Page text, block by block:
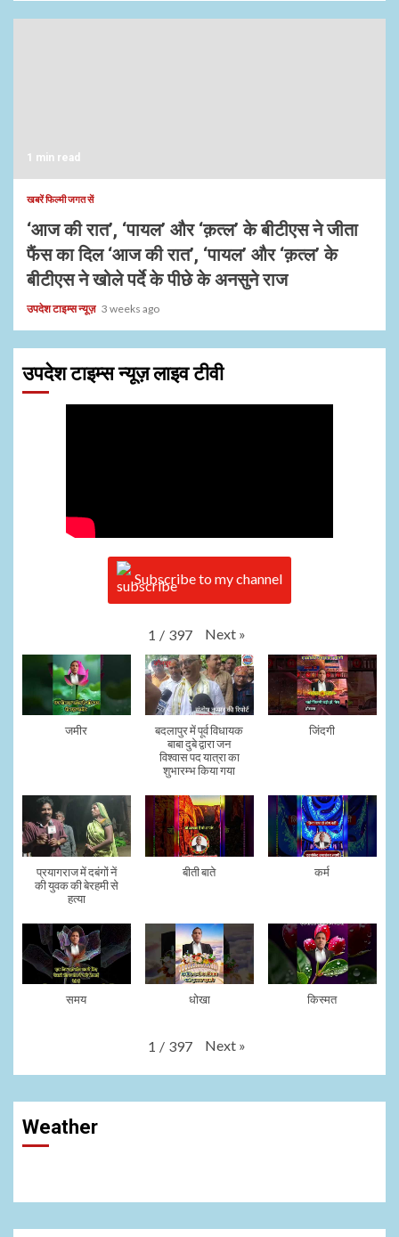
1 min read
खबरें फिल्मी जगत सें
‘आज की रात’, ‘पायल’ और ‘क़त्ल’ के बीटीएस ने जीता
फैंस का दिल ‘आज की रात’, ‘पायल’ और ‘क़त्ल’ के
बीटीएस ने खोले पर्दे के पीछे के अनसुने राज
उपदेश टाइम्स न्यूज़ 3 weeks ago
उपदेश टाइम्स न्यूज़ लाइव टीवी
Subscribe to my channel
1 / 397 Next »
जमीर
बदलापुर में पूर्व विधायक
बाबा दुबे द्वारा जन
विश्वास पद यात्रा का
शुभारम्भ किया गया
जिंदगी
प्रयागराज में दबंगों नें
की युवक की बेरहमी से
हत्या
बीती बाते कर्म
समय धोखा किस्मत
1 / 397 Next »
Weather